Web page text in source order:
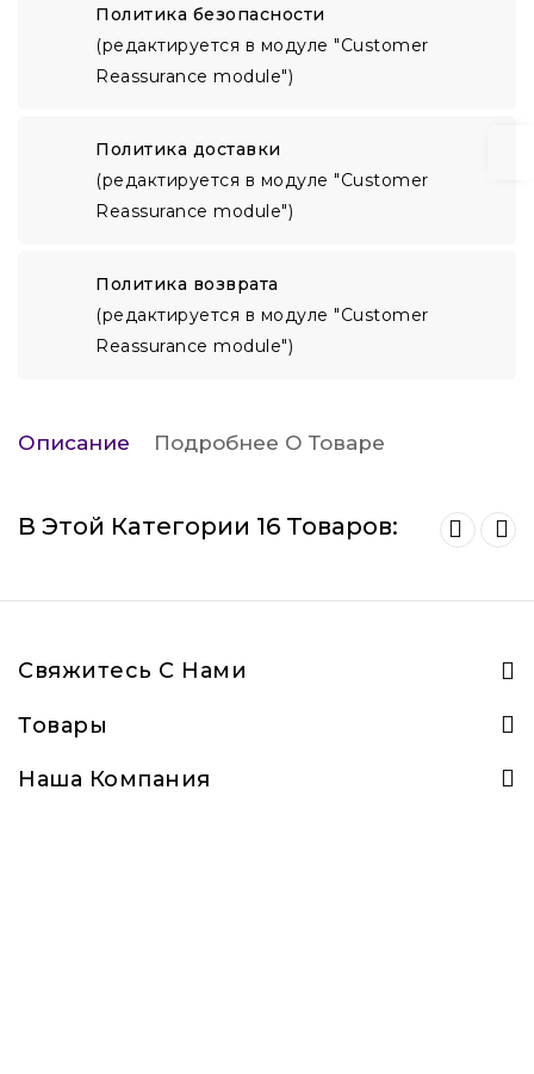
Политика безопасности
(редактируется в модуле "Customer
Reassurance module")
Политика доставки
(редактируется в модуле "Customer
Reassurance module")
Политика возврата
(редактируется в модуле "Customer
Reassurance module")
Описание Подробнее О Товаре
В Этой Категории 16 Товаров:
Свяжитесь С Нами
Товары
Наша Компания